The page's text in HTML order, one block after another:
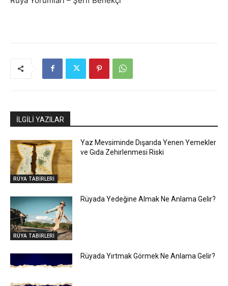
İLGİLİ YAZILAR
RÜYA TABİRLERİ
Yaz Mevsiminde Dışarıda Yenen Yemekler
ve Gıda Zehirlenmesi Riski
RÜYA TABİRLERİ
Rüyada Yedeğine Almak Ne Anlama Gelir?
Rüyada Yırtmak Görmek Ne Anlama Gelir?